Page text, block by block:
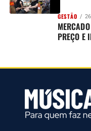
GESTÃO
PREÇO E